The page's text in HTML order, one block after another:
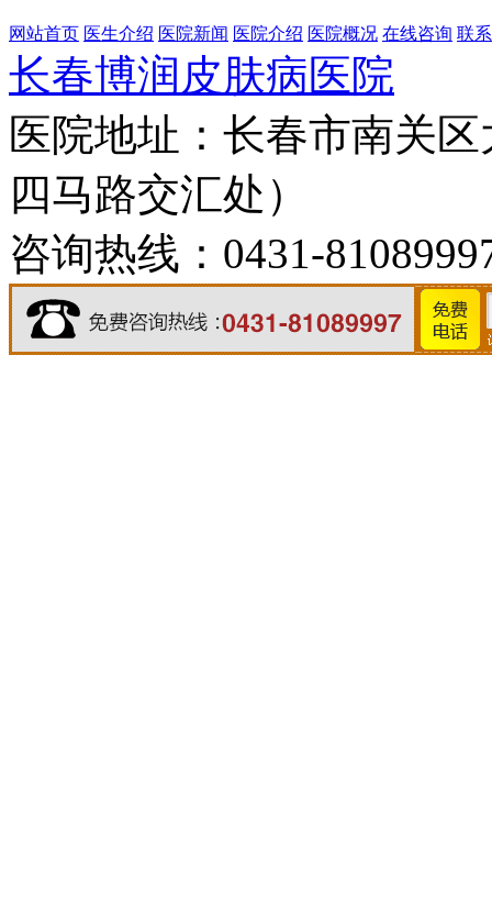
网站首页 医生介绍 医院新闻 医院介绍 医院概况 在线咨询 联
长春博润皮肤病医院
医院地址：长春市南关
四马路交汇处）
咨询热线：0431-